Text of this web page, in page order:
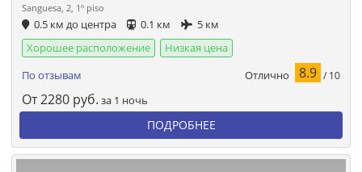
Sanguesa, 2, 1º piso
0.5 км до центра 0.1 км
5 км
Хорошее расположение
Низкая цена
По отзывам
Отлично 8.9 / 10
От2280 руб. за 1 ночь
ПОДРОБНЕЕ